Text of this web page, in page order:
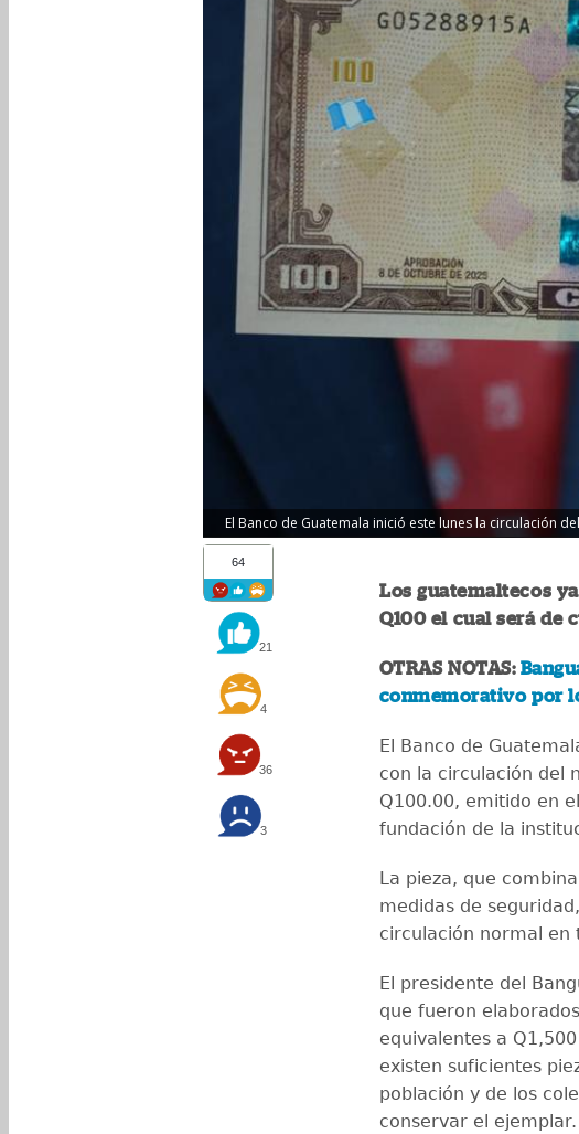
El Banco de Guatemala inició este lunes la circulación
64
21
4
36
3
Los guatemaltecos
Q100 el cual será de
OTRAS NOTAS:
conmemorativo por
El Banco de
con la circulación del
Q100.00, emitido en
fundación de la
La pieza, que
medidas de
circulación normal en
El presidente del
que fueron
equivalentes a
existen suficientes
población y de los
conservar el ejemplar.